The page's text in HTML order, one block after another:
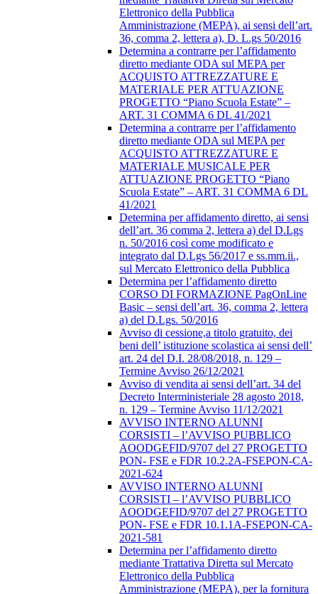
Elettronico della Pubblica
Amministrazione (MEPA), ai sensi dell’art.
36, comma 2, lettera a), D. L.gs 50/2016
Determina a contrarre per l’affidamento
diretto mediante ODA sul MEPA per
ACQUISTO ATTREZZATURE E
MATERIALE PER ATTUAZIONE
PROGETTO “Piano Scuola Estate” –
ART. 31 COMMA 6 DL 41/2021
Determina a contrarre per l’affidamento
diretto mediante ODA sul MEPA per
ACQUISTO ATTREZZATURE E
MATERIALE MUSICALE PER
ATTUAZIONE PROGETTO “Piano
Scuola Estate” – ART. 31 COMMA 6 DL
41/2021
Determina per affidamento diretto, ai sensi
dell’art. 36 comma 2, lettera a) del D.Lgs
n. 50/2016 così come modificato e
integrato dal D.Lgs 56/2017 e ss.mm.ii.,
sul Mercato Elettronico della Pubblica
Determina per l’affidamento diretto
CORSO DI FORMAZIONE PagOnLine
Basic – sensi dell’art. 36, comma 2, lettera
a) del D.Lgs. 50/2016
Avviso di cessione,a titolo gratuito, dei
beni dell’ istituzione scolastica ai sensi dell’
art. 24 del D.I. 28/08/2018, n. 129 –
Termine Avviso 26/12/2021
Avviso di vendita ai sensi dell’art. 34 del
Decreto Interministeriale 28 agosto 2018,
n. 129 – Termine Avviso 11/12/2021
AVVISO INTERNO ALUNNI
CORSISTI – l’AVVISO PUBBLICO
AOODGEFID/9707 del 27 PROGETTO
PON- FSE e FDR 10.2.2A-FSEPON-CA-
2021-624
AVVISO INTERNO ALUNNI
CORSISTI – l’AVVISO PUBBLICO
AOODGEFID/9707 del 27 PROGETTO
PON- FSE e FDR 10.1.1A-FSEPON-CA-
2021-581
Determina per l’affidamento diretto
mediante Trattativa Diretta sul Mercato
Elettronico della Pubblica
Amministrazione (MEPA), per la fornitura